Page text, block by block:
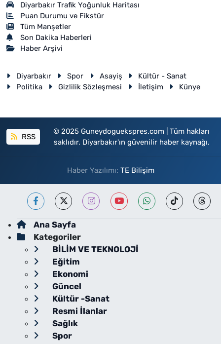
Diyarbakır Trafik Yoğunluk Haritası
Puan Durumu ve Fikstür
Tüm Manşetler
Son Dakika Haberleri
Haber Arşivi
Diyarbakır Spor Asayiş
Kültür - Sanat
Politika
Gizlilik Sözleşmesi İletişim Künye
RSS
© 2025 Guneydoguekspres.com | Tüm hakları
saklıdır. Diyarbakır'ın güvenilir haber kaynağı.
Haber Yazılımı: TE Bilişim
Ana Sayfa
Kategoriler
BİLİM VE TEKNOLOJİ
Eğitim
Ekonomi
Güncel
Kültür -Sanat
Resmi İlanlar
Sağlık
Spor